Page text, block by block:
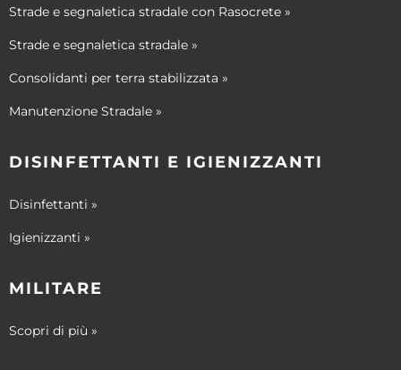
Strade e segnaletica stradale con Rasocrete »
Strade e segnaletica stradale »
Consolidanti per terra stabilizzata »
Manutenzione Stradale »
DISINFETTANTI E IGIENIZZANTI
Disinfettanti »
Igienizzanti »
MILITARE
Scopri di più »